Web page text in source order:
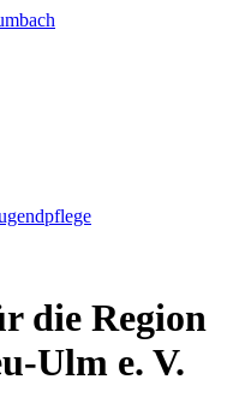
die Region
Ulm e. V.